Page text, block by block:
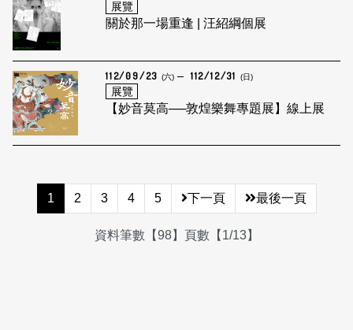
展覽
關於那一場重逢 | 汪紹綱個展
112/09/23 (六) 112/12/31 (日)
展覽
【妙音莫高──敦煌樂舞專題展】線上展
1 2 3 4 5 下一頁 最後一頁
資料筆數【98】頁數【1/13】